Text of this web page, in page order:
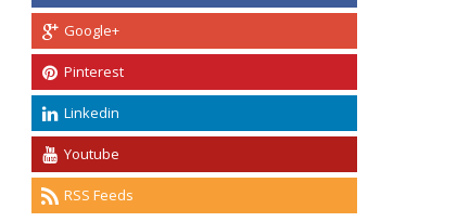
Google+
Pinterest
Linkedin
Youtube
RSS Feeds